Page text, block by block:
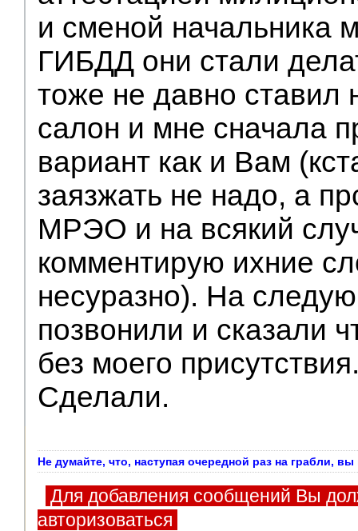
и сменой начальника
ГИБДД они стали
тоже не давно ставил
салон и мне сначала
вариант как и Вам
заязжать не надо, а
МРЭО и на всякий
комментирую ихние
несуразно). На
позвонили и сказали
без моего
Сделали.
Не думайте, что, наступая очередной раз на грабли,
Для добавления сообщений Вы
авторизоваться